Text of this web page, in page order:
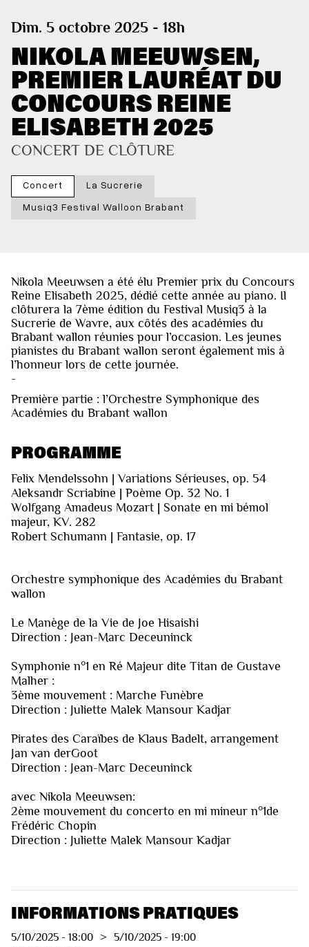
Dim. 5 octobre 2025 - 18h
NIKOLA MEEUWSEN,
PREMIER LAURÉAT DU
CONCOURS REINE
ELISABETH 2025
CONCERT DE CLÔTURE
Concert
La Sucrerie
Musiq3 Festival Walloon Brabant
Nikola Meeuwsen a été élu Premier prix du Concours
Reine Elisabeth 2025, dédié cette année au piano. Il
clôturera la 7ème édition du Festival Musiq3 à la
Sucrerie de Wavre, aux côtés des académies du
Brabant wallon réunies pour l’occasion. Les jeunes
pianistes du Brabant wallon seront également mis à
l’honneur lors de cette journée.
-
Première partie : l’Orchestre Symphonique des
Académies du Brabant wallon
PROGRAMME
Felix Mendelssohn | Variations Sérieuses, op. 54
Aleksandr Scriabine | Poème Op. 32 No. 1
Wolfgang Amadeus Mozart | Sonate en mi bémol
majeur, KV. 282
Robert Schumann | Fantasie, op. 17
Orchestre symphonique des Académies du Brabant
wallon
Le Manège de la Vie de Joe Hisaishi
Direction : Jean-Marc Deceuninck
Symphonie n°1 en Ré Majeur dite Titan de Gustave
Malher :
3ème mouvement : Marche Funèbre
Direction : Juliette Malek Mansour Kadjar
Pirates des Caraïbes de Klaus Badelt, arrangement
Jan van derGoot
Direction : Jean-Marc Deceuninck
avec Nikola Meeuwsen:
2ème mouvement du concerto en mi mineur n°1de
Frédéric Chopin
Direction : Juliette Malek Mansour Kadjar
INFORMATIONS PRATIQUES
5/10/2025 - 18:00 > 5/10/2025 - 19:00